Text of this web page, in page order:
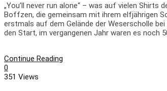
„You’ll never run alone“ – was auf vielen
Boffzen, die gemeinsam mit ihrem elfjährigen
erstmals auf dem Gelände der Weserscholle
den Start, im vergangenen Jahr waren es noch
Continue Reading
0
351 Views